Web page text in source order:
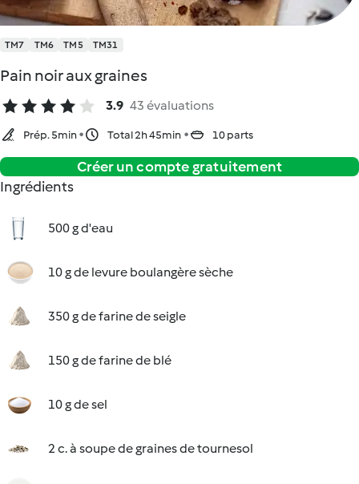
TM7 TM6 TM5 TM31
Pain noir aux graines
3.9 43 évaluations
Prép. 5min Total 2h 45min 10 parts
Créer un compte gratuitement
Ingrédients
500 g d'eau
10 g de levure boulangère sèche
350 g de farine de seigle
150 g de farine de blé
10 g de sel
2 c. à soupe de graines de tournesol